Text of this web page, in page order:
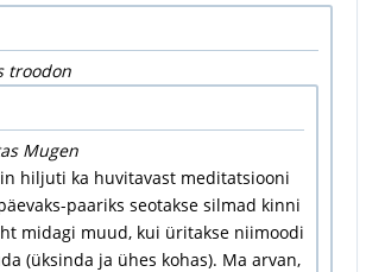
troodon
Mugen
hiljuti ka huvitavast meditatsiooni
paariks seotakse silmad kinni
midagi muud, kui üritakse niimoodi
(üksinda ja ühes kohas). Ma arvan,